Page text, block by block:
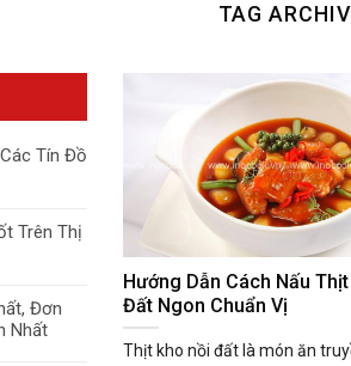
TAG
Tín Đồ
Trên Thị
Đơn
Nhất
Hướng Dẫn Cách Nấu
Đất Ngon Chuẩn Vị
Thịt kho nồi đất là món ăn